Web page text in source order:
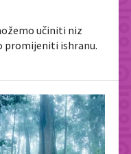
učiniti niz
promijeniti ishranu.